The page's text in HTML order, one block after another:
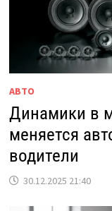
АВТО
Динамики в
меняется
водители
30.12.2025 21:40